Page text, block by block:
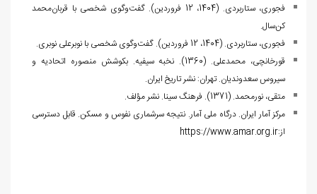
فجوری، ستاربردی. (1404، 12 فروردین). گفت‌وگوی شخصی با قربان‌محمد
کن‌سال.
فجوری، ستاربردی. (1404، 12 فروردین). گفت‌وگوی شخصی با نوبرعلی نوبری.
قورخانچی، محمدعلی. (1360). نخبه سیفیه. بکوشش منصوره اتحادیه و
سیروس سعدوندیان. تهران: نشر تاریخ ایران.
متقی، نورمحمد. (1371). فرهنگ سینا. نشر مؤلف.
مرکز آمار ایران. درگاه ملی آمار. نتیجه سرشماری نفوس و مسکن. قابل دسترسی
از:https://www.amar.org.ir